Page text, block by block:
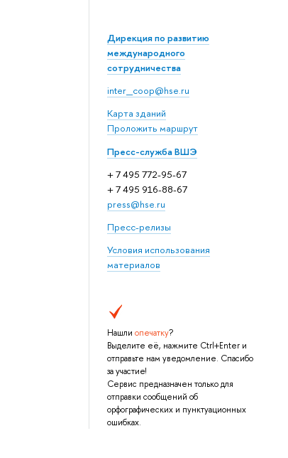
Дирекция по развитию
международного
сотрудничества
inter_coop@hse.ru
Карта зданий
Проложить маршрут
Пресс-служба ВШЭ
+ 7 495 772-95-67
+ 7 495 916-88-67
press@hse.ru
Пресс-релизы
Условия использования
материалов
Нашли опечатку?
Выделите её, нажмите Ctrl+Enter и
отправьте нам уведомление. Спасибо
за участие!
Сервис предназначен только для
отправки сообщений об
орфографических и пунктуационных
ошибках.